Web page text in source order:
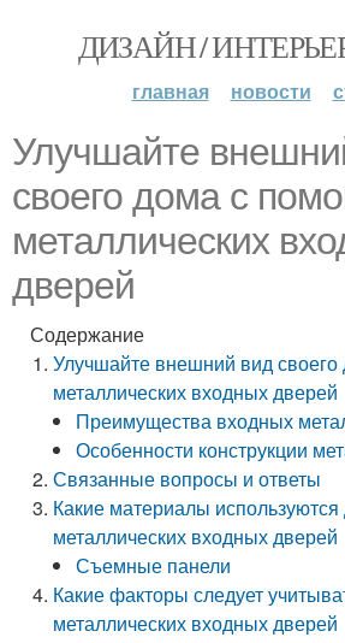
ДИЗАЙН /
главная новости
Улучшайте
своего дома с
металлических
дверей
Содержание
Улучшайте внешний вид
металлических входных дверей
Преимущества входных
Особенности конструкции
Связанные вопросы и ответы
Какие материалы используются
металлических входных дверей
Съемные панели
Какие факторы следует
металлических входных дверей